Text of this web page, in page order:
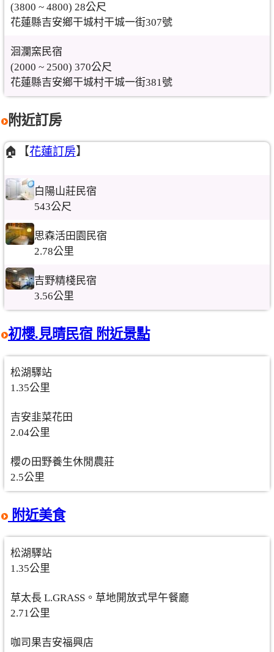
(3800 ~ 4800) 28公尺
花蓮縣吉安鄉干城村干城一街307號
洄瀾窯民宿
(2000 ~ 2500) 370公尺
花蓮縣吉安鄉干城村干城一街381號
附近訂房
🏠【花蓮訂房】
白陽山莊民宿
543公尺
思森活田園民宿
2.78公里
吉野精棧民宿
3.56公里
初櫻.見晴民宿 附近景點
松湖驛站
1.35公里
吉安韭菜花田
2.04公里
櫻の田野養生休閒農莊
2.5公里
附近美食
松湖驛站
1.35公里
草太長 L.GRASS。草地開放式早午餐廳
2.71公里
咖司果吉安福興店